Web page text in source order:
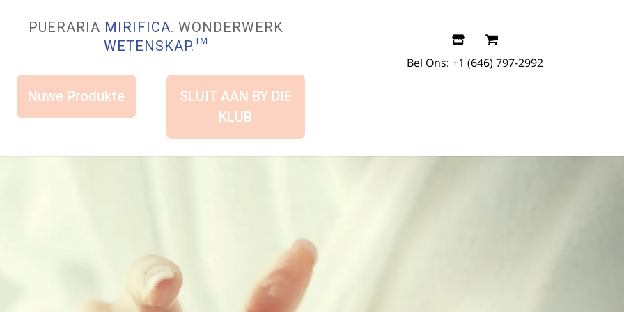
PUERARIA MIRIFICA. WONDERWERK
WETENSKAP.™
Nuwe Produkte
SLUIT AAN BY DIE
KLUB
Bel Ons: +1 (646) 797-2992